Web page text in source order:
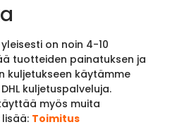
on noin 4-10
tuotteiden painatuksen ja
kuljetukseen käytämme
kuljetuspalveluja.
myös muita
Toimitus